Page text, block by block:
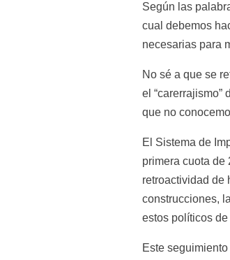
Según las
cual debemos
necesarias para
No sé a que se
el
que no
El Sistema de
primera cuota de
retroactividad de
construcciones,
estos políticos
Este